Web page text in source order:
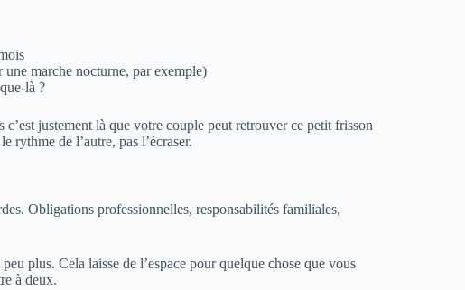
marche nocturne, par exemple)
là ?
justement là que votre couple peut retrouver ce petit frisson
rythme de l’autre, pas l’écraser.
Obligations professionnelles, responsabilités familiales,
plus. Cela laisse de l’espace pour quelque chose que vous
à deux.